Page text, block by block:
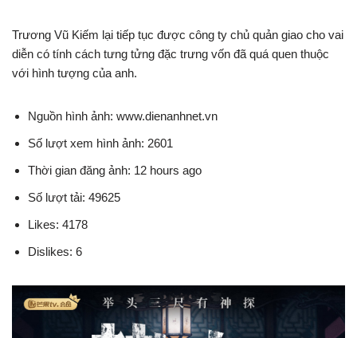
Trương Vũ Kiếm lại tiếp tục được công ty chủ quản giao cho vai
diễn có tính cách tưng tửng đặc trưng vốn đã quá quen thuộc
với hình tượng của anh.
Nguồn hình ảnh: www.dienanhnet.vn
Số lượt xem hình ảnh: 2601
Thời gian đăng ảnh: 12 hours ago
Số lượt tải: 49625
Likes: 4178
Dislikes: 6